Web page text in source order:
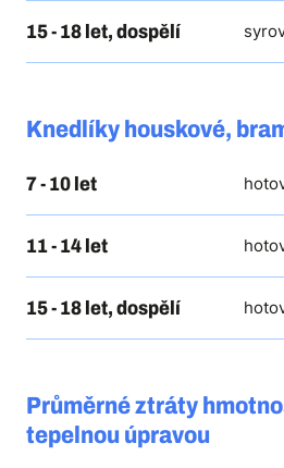
15 - 18 let, dospělí
Knedlíky houskové,
7 - 10 let
11 - 14 let
15 - 18 let, dospělí
Průměrné ztráty
tepelnou úpravou